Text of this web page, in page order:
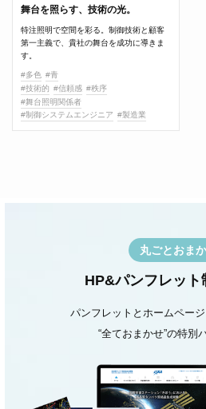
舞台を照らす、技術の光。
特注照明で空間を彩る。制御技術と顧客
第一主義で、貴社の舞台を成功に導きま
す。
#多色 #青
#技術的 #信頼感 #秩序
#舞台照明関係者
#制御システムエンジニア #製造業
丸ごとおま
HP&パンフレット
パンフレットとホームペー
“全ておまかせ”の特別